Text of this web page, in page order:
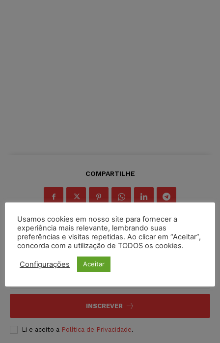
COMPARTILHE
Inscreva-se
INSCREVER
Li e aceito a Política de Privacidade.
Usamos cookies em nosso site para fornecer a
experiência mais relevante, lembrando suas
preferências e visitas repetidas. Ao clicar em “Aceitar”,
concorda com a utilização de TODOS os cookies.
Configurações Aceitar